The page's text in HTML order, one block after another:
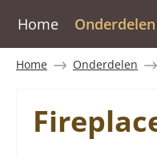
Home Onderdelen
Home Onderdelen